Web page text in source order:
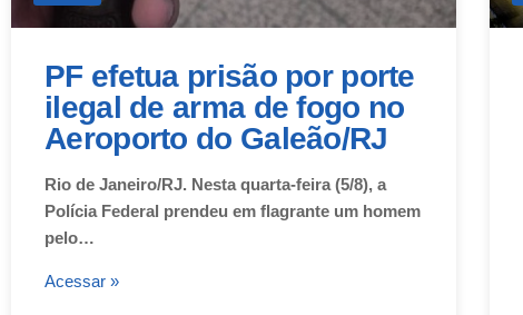
PF efetua prisão por porte
ilegal de arma de fogo no
Aeroporto do Galeão/RJ
Rio de Janeiro/RJ. Nesta quarta-feira (5/8), a
Polícia Federal prendeu em flagrante um homem
pelo…
Acessar »